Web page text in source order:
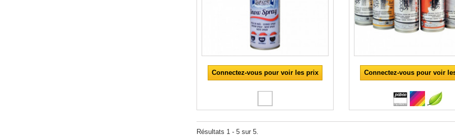
Connectez-vous pour voir les prix Connectez-vous pour voir
Résultats 1 - 5 sur 5.